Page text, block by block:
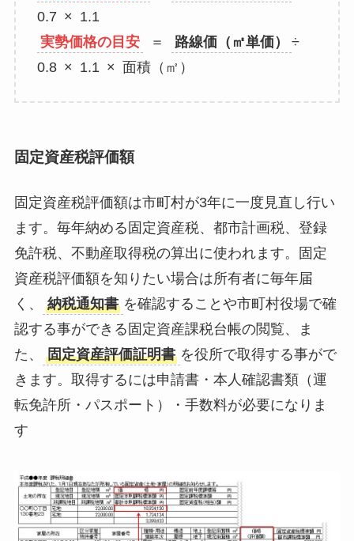
0.7 × 1.1
実勢価格の目安
＝ 路線価（㎡単価）
÷
0.8 × 1.1 × 面積（㎡）
固定資産税評価額
固定資産税評価額は市町村が3年に一度見直し行い
ます。毎年納める固定資産税、都市計画税、登録
免許税、不動産取得税の算出に使われます。固定
資産税評価額を知りたい場合は所有者に毎年届
く、
納税通知書 を確認することや市町村役場で確
認する事ができる固定資産課税台帳の閲覧、ま
た、
固定資産評価証明書 を役所で取得する事がで
きます。取得するには申請書・本人確認書類（運
転免許所・パスポート）・手数料が必要になりま
す